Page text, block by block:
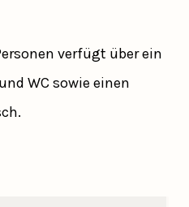
verfügt über ein
WC sowie einen